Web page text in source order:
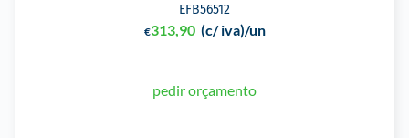
EFB56512
€313,90 (c/ iva)/un
pedir orçamento